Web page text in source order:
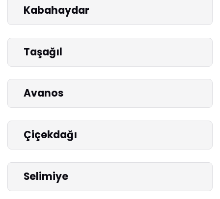
Kabahaydar
Taşağıl
Avanos
Çiçekdağı
Selimiye